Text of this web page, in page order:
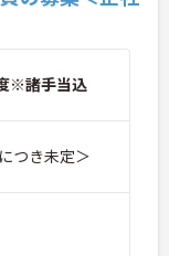
※諸手当込
つき未定＞